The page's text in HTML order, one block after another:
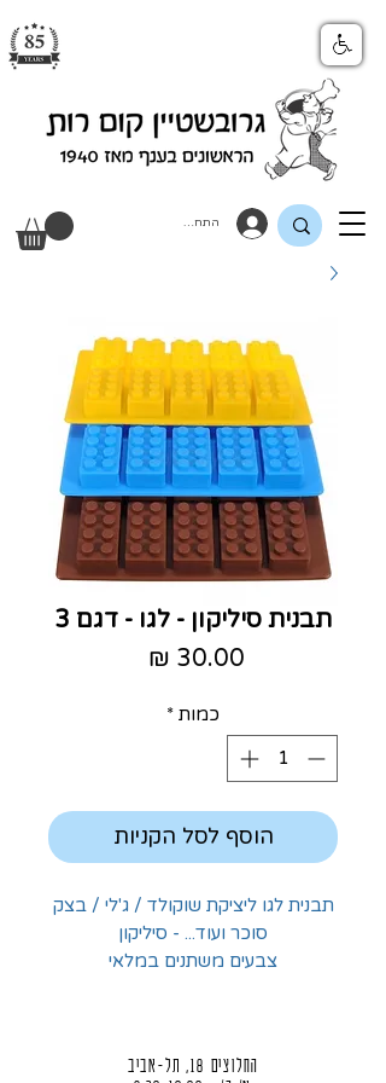
התחבר
תבנית סיליקון - לגו - דגם 3
כמות *
הוסף לסל הקניות
תבנית לגו ליציקת שוקולד / ג'לי / בצק
סוכר ועוד... - סיליקון
צבעים משתנים במלאי
החלוצים 18, תל-אביב